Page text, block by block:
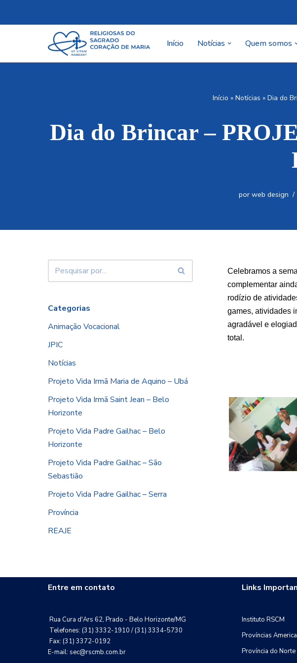
Pular
Início Notícias Quem somos
Início » Notícias » Dia do
Dia do Brincar –
por web design
Categorias
Animação Vocacional
JPIC
Notícias
Projeto Vida Irmã Maria de Aquino – Ubá
Projeto Vida Irmã Saint Jean – Belo
Horizonte
Projeto Vida Padre Gailhac – Belo
Horizonte
Projeto Vida Padre Gailhac – São
Sebastião
Projeto Vida Padre Gailhac – Serra
Província
REAJE
Celebramos a
complementar
rodízio de
games, atividades
agradável e
total.
Entre em contato
Rua Cura d'Ars 62, Prado - Belo Horizonte/MG
Telefones: (31) 3332-1910 / (31) 3334-5730
Fax: (31) 3372-0192
E-mail: sec@rscmb.com.br
Links
Instituto RSCM
Províncias
Província do Norte